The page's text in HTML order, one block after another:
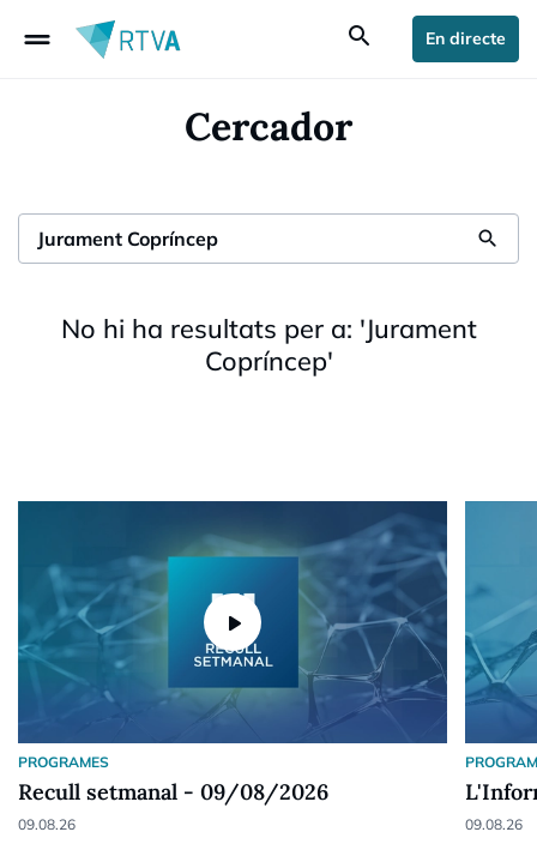
drag_handle search En directe
Cercador
search
No hi ha resultats per a: 'Jurament
Copríncep'
play_arrow
PROGRAMES
Recull setmanal - 09/08/2026
09.08.26 09.08.26